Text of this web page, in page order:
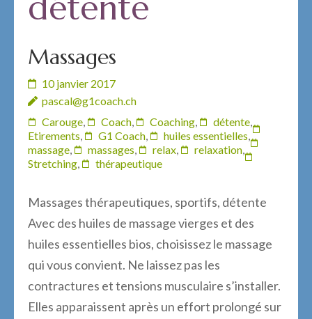
Massages
10 janvier 2017
pascal@g1coach.ch
Carouge, Coach, Coaching, détente,
Etirements, G1 Coach, huiles essentielles,
massage, massages, relax, relaxation,
Stretching, thérapeutique
Massages thérapeutiques, sportifs, détente
Avec des huiles de massage vierges et des
huiles essentielles bios, choisissez le massage
qui vous convient. Ne laissez pas les
contractures et tensions musculaire s’installer.
Elles apparaissent après un effort prolongé sur